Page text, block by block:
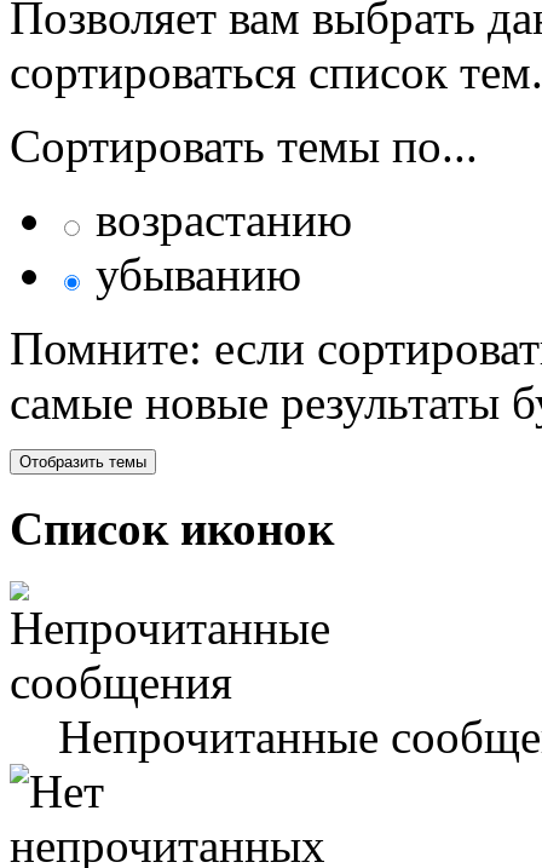
Позволяет вам выбрать
сортироваться список тем.
Сортировать темы по...
возрастанию
убыванию
Помните: если
самые новые результаты
Список иконок
Непрочитанные